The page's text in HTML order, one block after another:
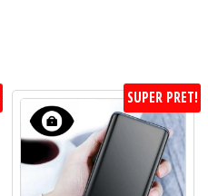
SUPER PRET!